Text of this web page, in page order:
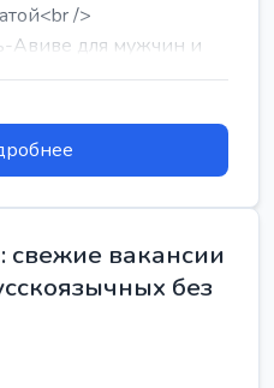
/>
Авиве для мужчин и
свежие вакансии
без